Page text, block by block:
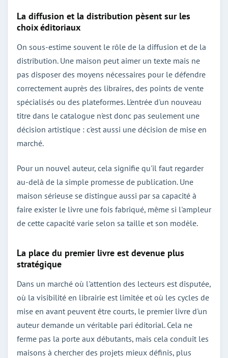
La diffusion et la distribution pèsent sur les
choix éditoriaux
On sous-estime souvent le rôle de la diffusion et de la
distribution. Une maison peut aimer un texte mais ne
pas disposer des moyens nécessaires pour le défendre
correctement auprès des libraires, des points de vente
spécialisés ou des plateformes. L'entrée d'un nouveau
titre dans le catalogue n'est donc pas seulement une
décision artistique : c'est aussi une décision de mise en
marché.
Pour un nouvel auteur, cela signifie qu'il faut regarder
au-delà de la simple promesse de publication. Une
maison sérieuse se distingue aussi par sa capacité à
faire exister le livre une fois fabriqué, même si l'ampleur
de cette capacité varie selon sa taille et son modèle.
La place du premier livre est devenue plus
stratégique
Dans un marché où l'attention des lecteurs est disputée,
où la visibilité en librairie est limitée et où les cycles de
mise en avant peuvent être courts, le premier livre d'un
auteur demande un véritable pari éditorial. Cela ne
ferme pas la porte aux débutants, mais cela conduit les
maisons à chercher des projets mieux définis, plus